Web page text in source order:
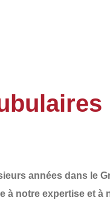
années dans le
à notre expertise et à